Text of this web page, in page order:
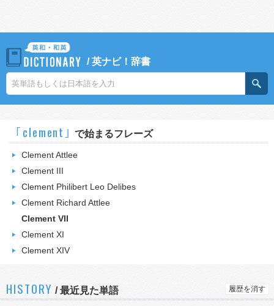
/英ナビ！辞書
｢clement｣ で始まるフレーズ
Clement Attlee
Clement III
Clement Philibert Leo Delibes
Clement Richard Attlee
Clement VII
Clement XI
Clement XIV
HISTORY /最近見た単語 履歴を消す